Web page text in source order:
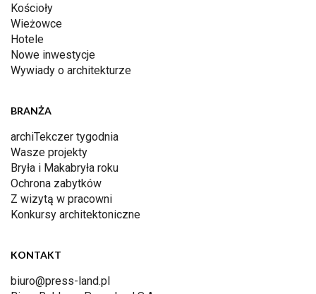
Kościoły
Wieżowce
Hotele
Nowe inwestycje
Wywiady o architekturze
BRANŻA
archiTekczer tygodnia
Wasze projekty
Bryła i Makabryła roku
Ochrona zabytków
Z wizytą w pracowni
Konkursy architektoniczne
KONTAKT
biuro@press-land.pl